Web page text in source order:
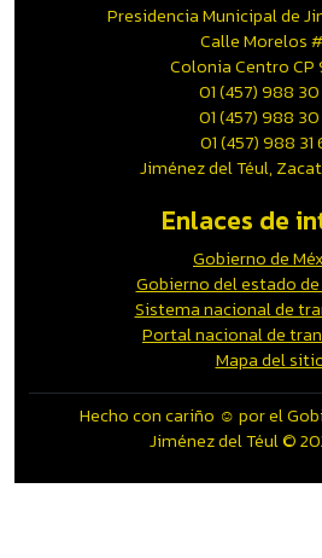
Presidencia Municipal de
Calle Morelos
Colonia Centro CP
01 (457) 988 30
01 (457) 988
01 (457) 988 31
Jiménez del Téul,
Enlaces de
Gobierno de
Gobierno del estado
Sistema nacional de
Portal nacional de
Mapa del
Hecho con cariño ☺️ por el
Jiménez del Téul ©